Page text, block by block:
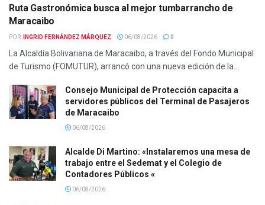
Ruta Gastronómica busca al mejor tumbarrancho de
Maracaibo
POR: INGRID FERNÁNDEZ MÁRQUEZ 06/08/2026 0
La Alcaldía Bolivariana de Maracaibo, a través del Fondo Municipal
de Turismo (FOMUTUR), arrancó con una nueva edición de la...
Consejo Municipal de Protección capacita a
servidores públicos del Terminal de Pasajeros
de Maracaibo
06/08/2026
Alcalde Di Martino: «Instalaremos una mesa de
trabajo entre el Sedemat y el Colegio de
Contadores Públicos «
06/08/2026